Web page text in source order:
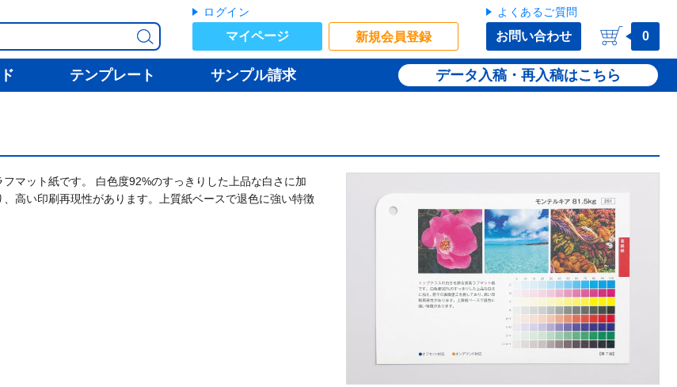
ログイン
マイページ 新規会員登録
よくあるご質問
お問い合わせ 0
テンプレート サンプル請求 データ入稿・再入稿
フマット紙です。 白色度92%のすっきりした上品な白さに加
高い印刷再現性があります。上質紙ベースで退色に強い特徴